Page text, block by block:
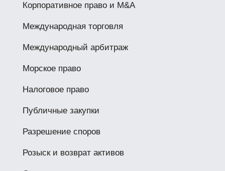
Корпоративное право и M&A
Международная торговля
Международный арбитраж
Морское право
Налоговое право
Публичные закупки
Разрешение споров
Розыск и возврат активов